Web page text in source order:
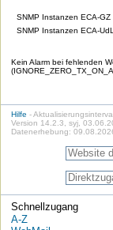
SNMP Instanzen ECA-GZ
SNMP Instanzen ECA-
Kein Alarm bei fehlenden
Hilfe -
Version 14.2.3, syj,
Datenerhebung:
Schnellzugang
A-Z